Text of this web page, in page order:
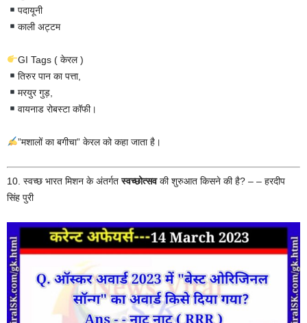
पदायूनी
काली अट्टम
GI Tags ( केरल )
तिरुर पान का पत्ता,
मरयुर गुड़,
वायनाड रोबस्टा कॉफी।
”मशालों का बगीचा” केरल को कहा जाता है।
10. स्वच्छ भारत मिशन के अंतर्गतस्वच्छोत्सवकी शुरुआत किसने की है? – – हरदीप
सिंह पुरी